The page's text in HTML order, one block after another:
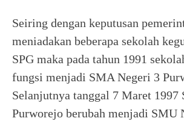
Seiring dengan keputusan
meniadakan beberapa sekolah
SPG maka pada tahun 1991
fungsi menjadi SMA Negeri 3
Selanjutnya tanggal 7 Maret 1997
Purworejo berubah menjadi SMU